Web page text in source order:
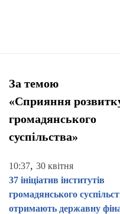
За темою
«Сприяння
громадянського
суспільства»
10:37, 30 квітня
37 ініціатив інститутів
громадянського
отримають державну